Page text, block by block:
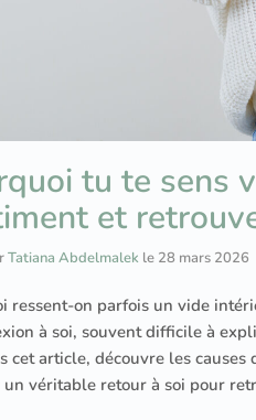
tu te sens
et
Tatiana Abdelmalek le 28 mars 2026
ressent-on parfois un vide
à soi, souvent difficile à
cet article, découvre les
un véritable retour à soi pour